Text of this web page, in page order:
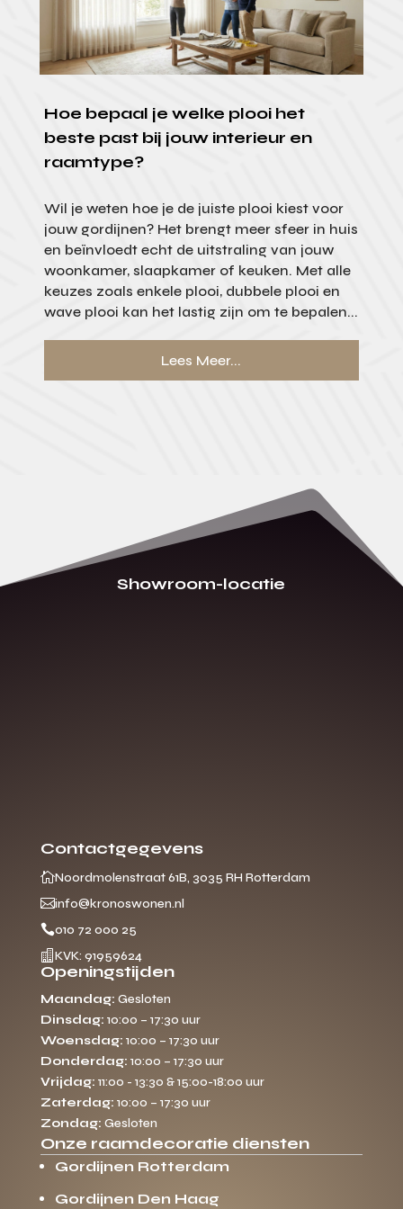
Hoe bepaal je welke plooi het
beste past bij jouw interieur en
raamtype?
Wil je weten hoe je de juiste plooi kiest voor
jouw gordijnen? Het brengt meer sfeer in huis
en beïnvloedt echt de uitstraling van jouw
woonkamer, slaapkamer of keuken. Met alle
keuzes zoals enkele plooi, dubbele plooi en
wave plooi kan het lastig zijn om te bepalen...
Lees Meer...
Showroom-locatie
Contactgegevens
Noordmolenstraat 61B, 3035 RH Rotterdam
info@kronoswonen.nl
010 72 000 25
 KVK: 91959624
Openingstijden
Maandag: Gesloten
Dinsdag: 10:00 – 17:30 uur
Woensdag: 10:00 – 17:30 uur
Donderdag: 10:00 – 17:30 uur
Vrijdag: 11:00 - 13:30 & 15:00-18:00 uur
Zaterdag: 10:00 – 17:30 uur
Zondag: Gesloten
Onze raamdecoratie diensten
Gordijnen Rotterdam
Gordijnen Den Haag